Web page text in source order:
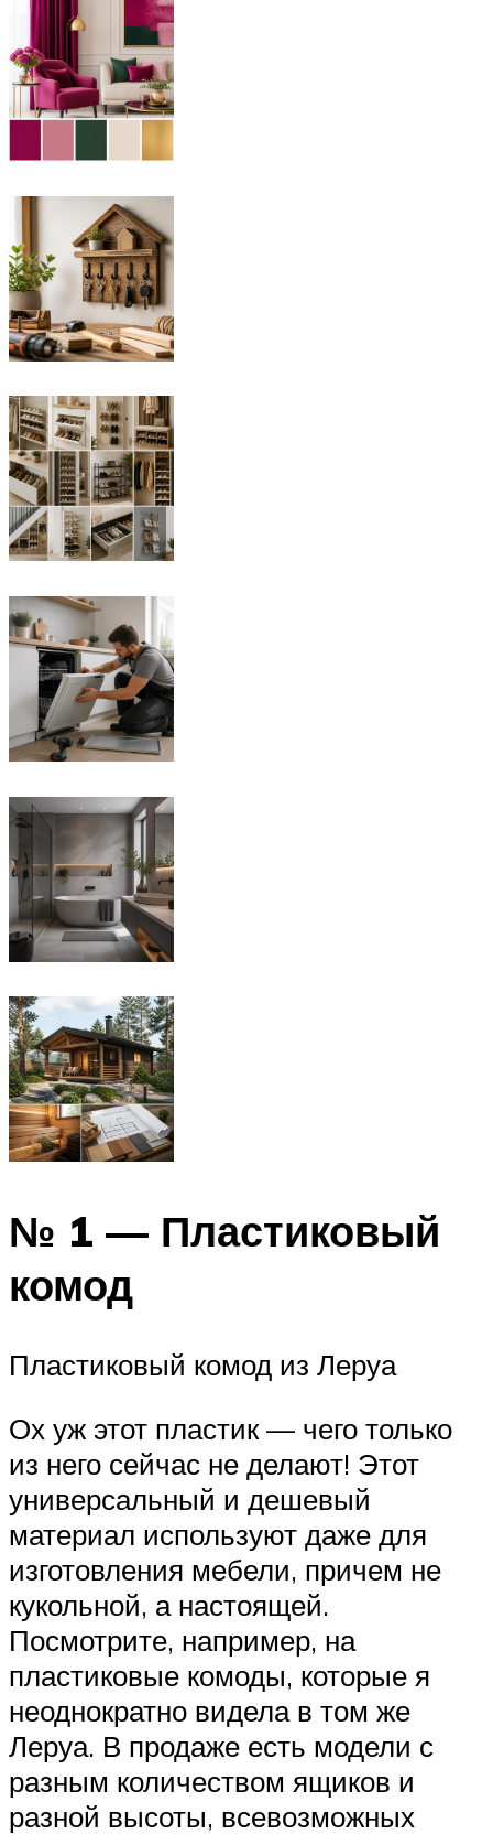
№ 1 — Пластиковый
комод
Пластиковый комод из Леруа
Ох уж этот пластик — чего только
из него сейчас не делают! Этот
универсальный и дешевый
материал используют даже для
изготовления мебели, причем не
кукольной, а настоящей.
Посмотрите, например, на
пластиковые комоды, которые я
неоднократно видела в том же
Леруа. В продаже есть модели с
разным количеством ящиков и
разной высоты, всевозможных